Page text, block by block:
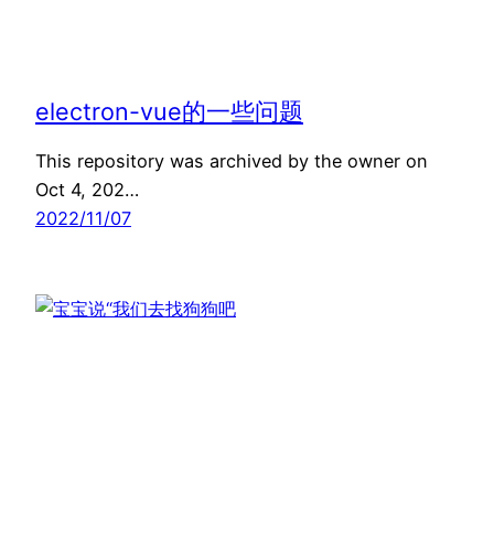
electron-vue的一些问题
This repository was archived by the owner on
Oct 4, 202…
2022/11/07